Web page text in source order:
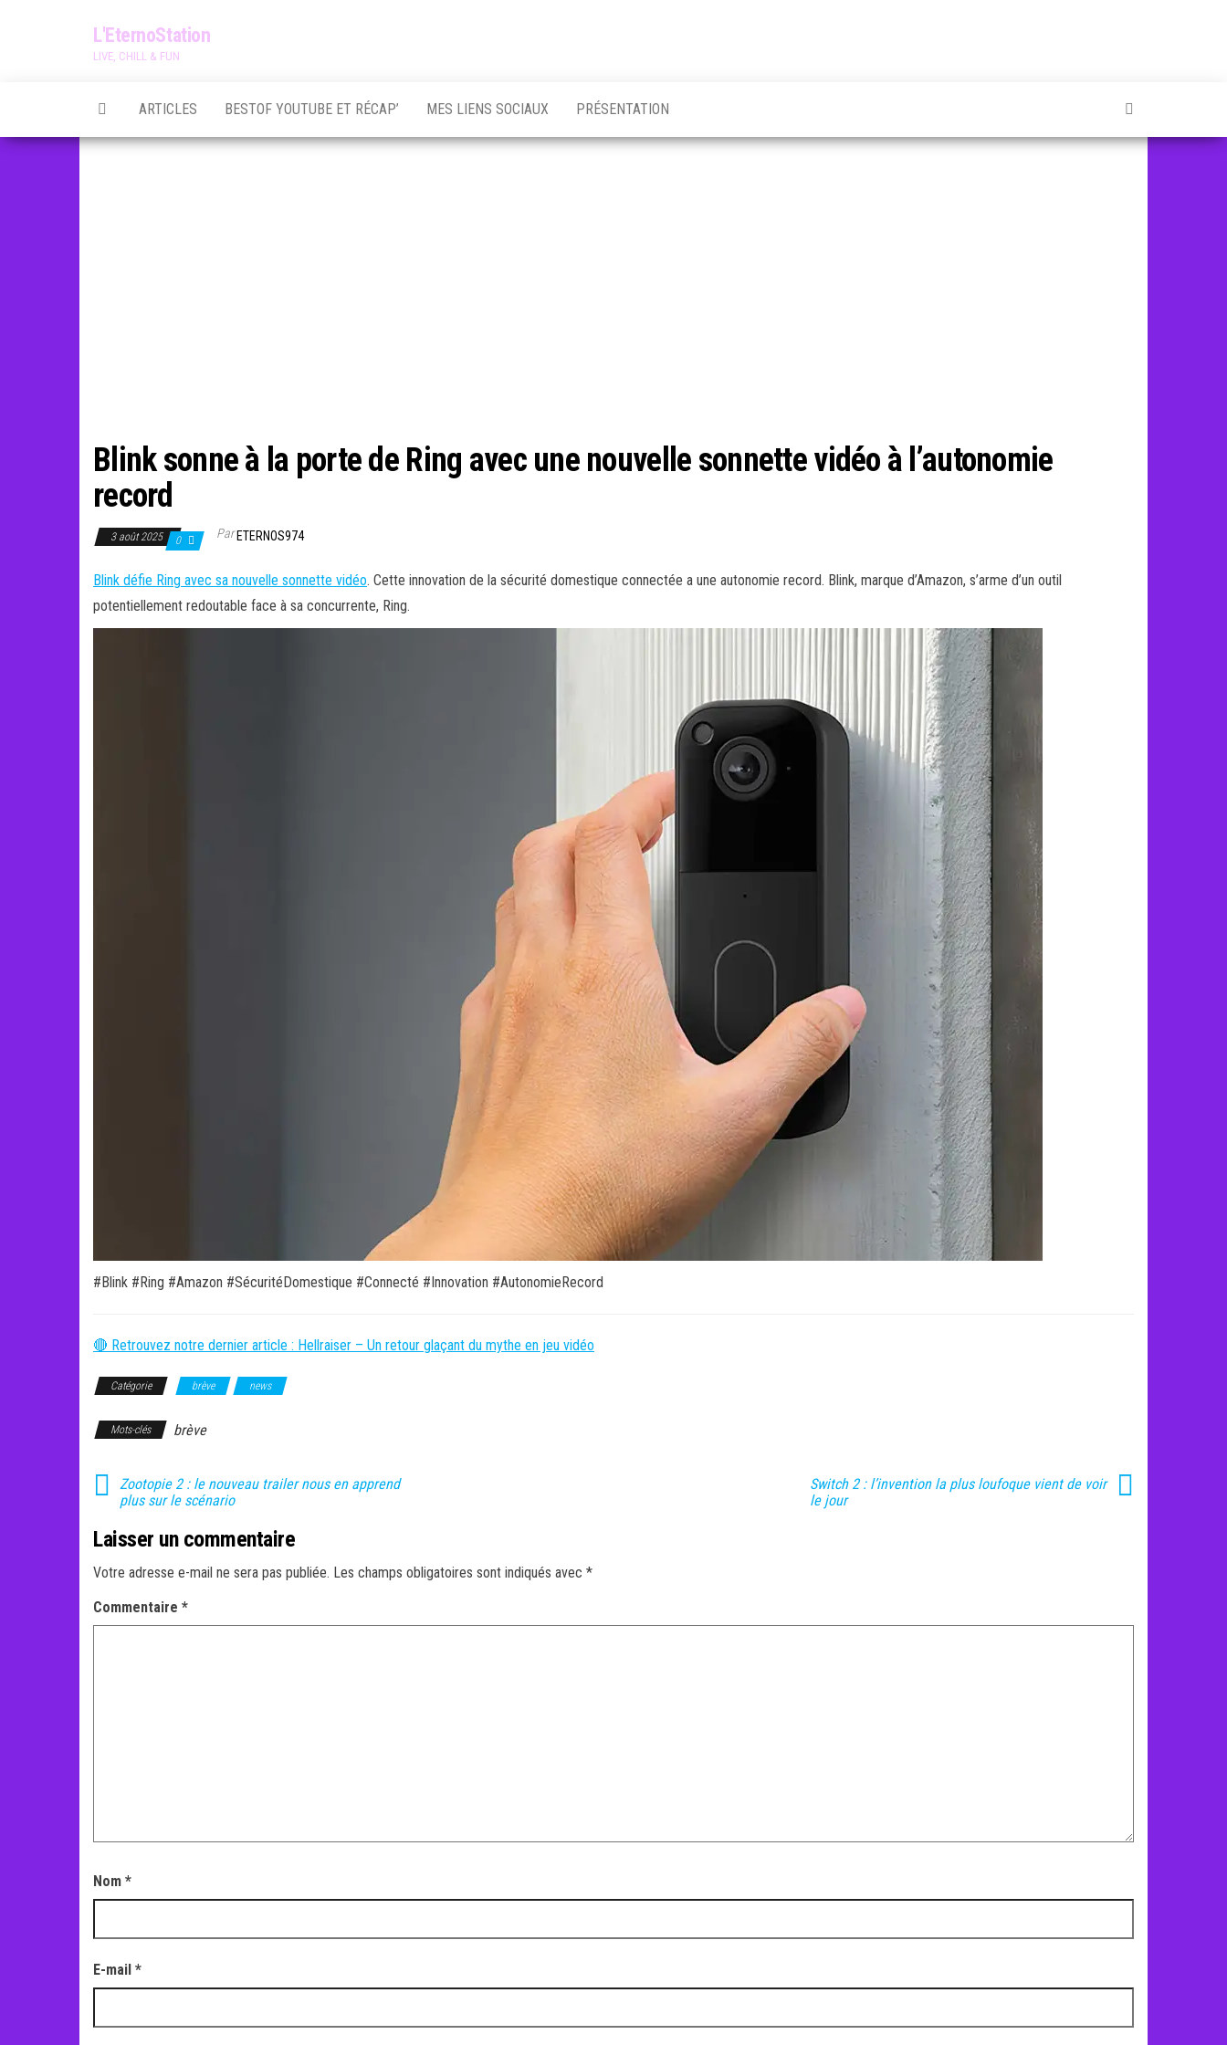
L'EternoStation
LIVE, CHILL & FUN
ARTICLES BESTOF YOUTUBE ET RÉCAP’ MES LIENS SOCIAUX PRÉSENTATION
Blink sonne à la porte de Ring avec une nouvelle sonnette vidéo à l’autonomie
record
3 août 2025 0 ParETERNOS974
Blink défie Ring avec sa nouvelle sonnette vidéo. Cette innovation de la sécurité domestique connectée a une autonomie record. Blink, marque d’Amazon, s’arme d’un outil
potentiellement redoutable face à sa concurrente, Ring.
#Blink #Ring #Amazon #SécuritéDomestique #Connecté #Innovation #AutonomieRecord
🔴 Retrouvez notre dernier article : Hellraiser – Un retour glaçant du mythe en jeu vidéo
Catégorie brève news
Mots-clés brève
Zootopie 2 : le nouveau trailer nous en apprend
plus sur le scénario
Switch 2 : l’invention la plus loufoque vient de voir
le jour
Laisser un commentaire
Votre adresse e-mail ne sera pas publiée. Les champs obligatoires sont indiqués avec *
Commentaire *
Nom *
E-mail *